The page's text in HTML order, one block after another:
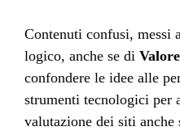
Contenuti confusi, messi
logico, anche se di Valore
confondere le idee alle
strumenti tecnologici per
valutazione dei siti anche